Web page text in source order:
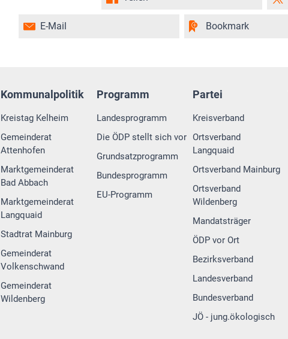
E-Mail Bookmark
Kommunalpolitik
Kreistag Kelheim
Gemeinderat
Attenhofen
Marktgemeinderat
Bad Abbach
Marktgemeinderat
Langquaid
Stadtrat Mainburg
Gemeinderat
Volkenschwand
Gemeinderat
Wildenberg
Programm
Landesprogramm
Die ÖDP stellt sich vor
Grundsatzprogramm
Bundesprogramm
EU-Programm
Partei
Kreisverband
Ortsverband
Langquaid
Ortsverband Mainburg
Ortsverband
Wildenberg
Mandatsträger
ÖDP vor Ort
Bezirksverband
Landesverband
Bundesverband
JÖ - jung.ökologisch